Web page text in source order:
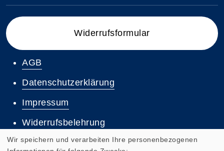
Widerrufsformular
AGB
Datenschutzerklärung
Impressum
Widerrufsbelehrung
Wir speichern und verarbeiten Ihre personenbezogenen